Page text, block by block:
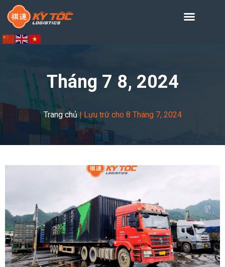
Tháng 7 8, 2024
Trang chủ|Lưu trữ cho 8 Tháng 7, 2024